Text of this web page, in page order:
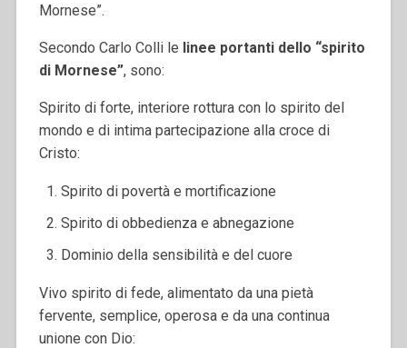
Mornese”.
Secondo Carlo Colli le linee portanti dello “spirito
di Mornese”, sono:
Spirito di forte, interiore rottura con lo spirito del
mondo e di intima partecipazione alla croce di
Cristo:
Spirito di povertà e mortificazione
Spirito di obbedienza e abnegazione
Dominio della sensibilità e del cuore
Vivo spirito di fede, alimentato da una pietà
fervente, semplice, operosa e da una continua
unione con Dio: